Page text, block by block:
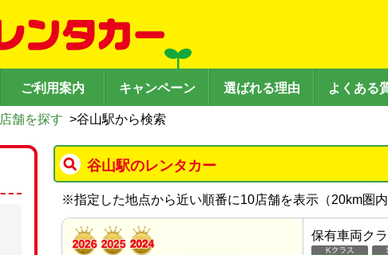
ご利用案内 キャンペーン 選ばれる理由 よくある
店舗を探す >谷山駅から検索
谷山駅のレンタカー
※指定した地点から近い順番に10店舗を表示（20km圏
保有車両ク